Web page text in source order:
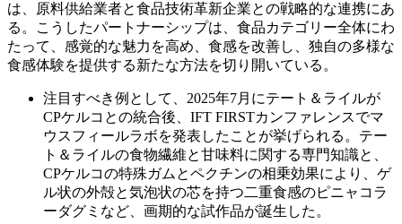
は、原料供給業者と食品技術革新企業との戦略的な連携にあ
る。こうしたパートナーシップは、食品カテゴリー全体にわ
たって、感覚的な魅力を高め、食感を改善し、独自の多様な
食感体験を提供する新たな方法を切り開いている。
注目すべき例として、2025年7月にテート＆ライルが
CPケルコとの統合後、IFT FIRSTカンファレンスでマ
ウスフィールラボを発表したことが挙げられる。テー
ト＆ライルの食物繊維と甘味料に関する専門知識と、
CPケルコの特殊ガムとペクチンの相乗効果により、ゲ
ル状の外殻と気泡状の芯を持つ二重食感のピニャコラ
ーダグミなど、画期的な試作品が誕生した。